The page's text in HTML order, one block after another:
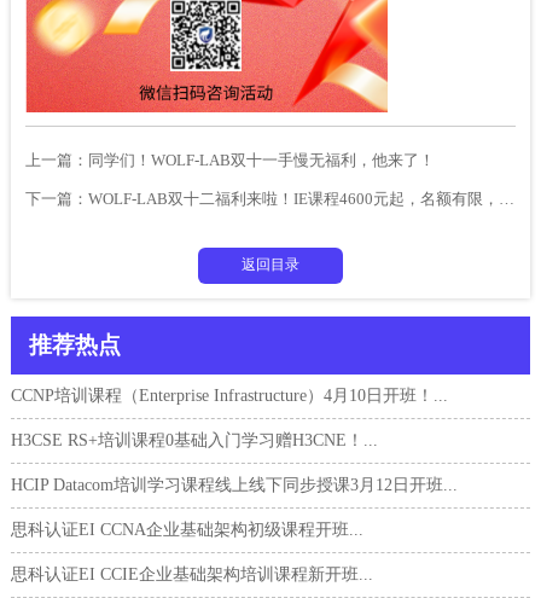
上一篇： 同学们！WOLF-LAB双十一手慢无福利，他来了！
下一篇： WOLF-LAB双十二福利来啦！IE课程4600元起，名额有限，错过无！
返回目录
推荐热点
CCNP培训课程（Enterprise Infrastructure）4月10日开班！...
H3CSE RS+培训课程0基础入门学习赠H3CNE！...
HCIP Datacom培训学习课程线上线下同步授课3月12日开班...
思科认证EI CCNA企业基础架构初级课程开班...
思科认证EI CCIE企业基础架构培训课程新开班...